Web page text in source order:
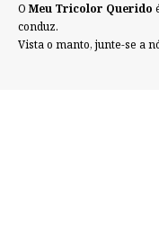
O Meu Tricolor Querido
conduz.
Vista o manto, junte-se a